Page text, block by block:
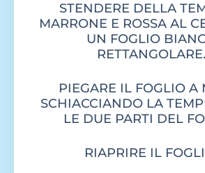
STENDERE DELLA
MARRONE E ROSSA AL
UN FOGLIO
RETTANGOLARE.
PIEGARE IL FOGLIO A
SCHIACCIANDO LA
LE DUE PARTI DEL
RIAPRIRE IL